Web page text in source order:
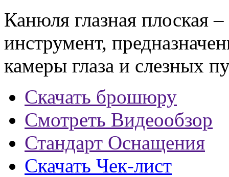
Канюля глазная плоская
инструмент,
камеры глаза и слезных
Скачать брошюру
Смотреть Видеообзор
Стандарт Оснащения
Скачать Чек-лист